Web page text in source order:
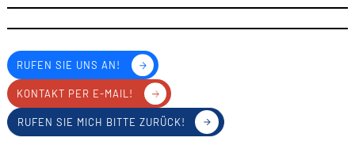
RUFEN SIE UNS AN!
KONTAKT PER E-MAIL!
RUFEN SIE MICH BITTE ZURÜCK!